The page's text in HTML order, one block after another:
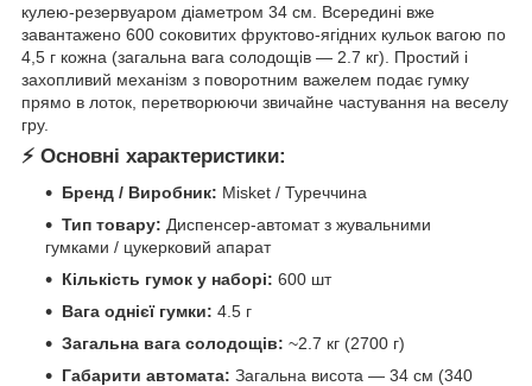
кулею-резервуаром діаметром 34 см. Всередині вже
завантажено 600 соковитих фруктово-ягідних кульок вагою по
4,5 г кожна (загальна вага солодощів — 2.7 кг). Простий і
захопливий механізм з поворотним важелем подає гумку
прямо в лоток, перетворюючи звичайне частування на веселу
гру.
⚡ Основні характеристики:
Бренд / Виробник: Misket / Туреччина
Тип товару: Диспенсер-автомат з жувальними
гумками / цукерковий апарат
Кількість гумок у наборі: 600 шт
Вага однієї гумки: 4.5 г
Загальна вага солодощів: ~2.7 кг (2700 г)
Габарити автомата: Загальна висота — 34 см (340